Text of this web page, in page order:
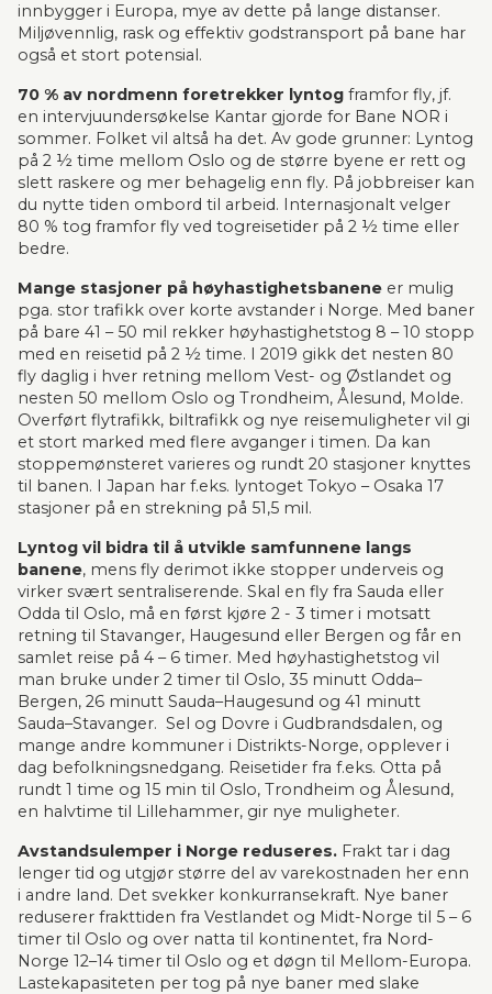
innbygger i Europa, mye av dette på lange distanser.
Miljøvennlig, rask og effektiv godstransport på bane har
også et stort potensial.
70 % av nordmenn foretrekker lyntog framfor fly, jf.
en intervjuundersøkelse Kantar gjorde for Bane NOR i
sommer. Folket vil altså ha det. Av gode grunner: Lyntog
på 2 ½ time mellom Oslo og de større byene er rett og
slett raskere og mer behagelig enn fly. På jobbreiser kan
du nytte tiden ombord til arbeid. Internasjonalt velger
80 % tog framfor fly ved togreisetider på 2 ½ time eller
bedre.
Mange stasjoner på høyhastighetsbanene er mulig
pga. stor trafikk over korte avstander i Norge. Med baner
på bare 41 – 50 mil rekker høyhastighetstog 8 – 10 stopp
med en reisetid på 2 ½ time. I 2019 gikk det nesten 80
fly daglig i hver retning mellom Vest- og Østlandet og
nesten 50 mellom Oslo og Trondheim, Ålesund, Molde.
Overført flytrafikk, biltrafikk og nye reisemuligheter vil gi
et stort marked med flere avganger i timen. Da kan
stoppemønsteret varieres og rundt 20 stasjoner knyttes
til banen. I Japan har f.eks. lyntoget Tokyo – Osaka 17
stasjoner på en strekning på 51,5 mil.
Lyntog vil bidra til å utvikle samfunnene langs
banene, mens fly derimot ikke stopper underveis og
virker svært sentraliserende. Skal en fly fra Sauda eller
Odda til Oslo, må en først kjøre 2 - 3 timer i motsatt
retning til Stavanger, Haugesund eller Bergen og får en
samlet reise på 4 – 6 timer. Med høyhastighetstog vil
man bruke under 2 timer til Oslo, 35 minutt Odda–
Bergen, 26 minutt Sauda–Haugesund og 41 minutt
Sauda–Stavanger.  Sel og Dovre i Gudbrandsdalen, og
mange andre kommuner i Distrikts-Norge, opplever i
dag befolkningsnedgang. Reisetider fra f.eks. Otta på
rundt 1 time og 15 min til Oslo, Trondheim og Ålesund,
en halvtime til Lillehammer, gir nye muligheter.
Avstandsulemper i Norge reduseres. Frakt tar i dag
lenger tid og utgjør større del av varekostnaden her enn
i andre land. Det svekker konkurransekraft. Nye baner
reduserer frakttiden fra Vestlandet og Midt-Norge til 5 – 6
timer til Oslo og over natta til kontinentet, fra Nord-
Norge 12–14 timer til Oslo og et døgn til Mellom-Europa.
Lastekapasiteten per tog på nye baner med slake